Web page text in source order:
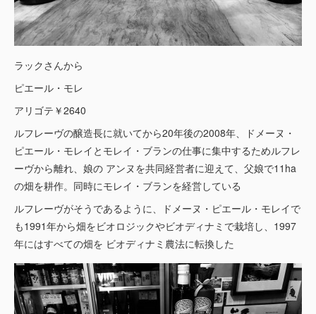
ラックさんから
ピエール・モレ
アリゴテ￥2640
ルフレーヴの醸造長に就いてから20年後の2008年、ドメーヌ・
ピエール・モレイとモレイ・ブランの仕事に集中するためルフレ
ーヴから離れ、娘の アンヌを共同経営者に迎えて、父娘で11ha
の畑を耕作。同時にモレイ・ブランを経営している
ルフレーヴがそうであるように、ドメーヌ・ピエール・モレイで
も1991年から畑をビオロジックやビオディナミで栽培し、1997
年にはすべての畑を ビオディナミ農法に転換した